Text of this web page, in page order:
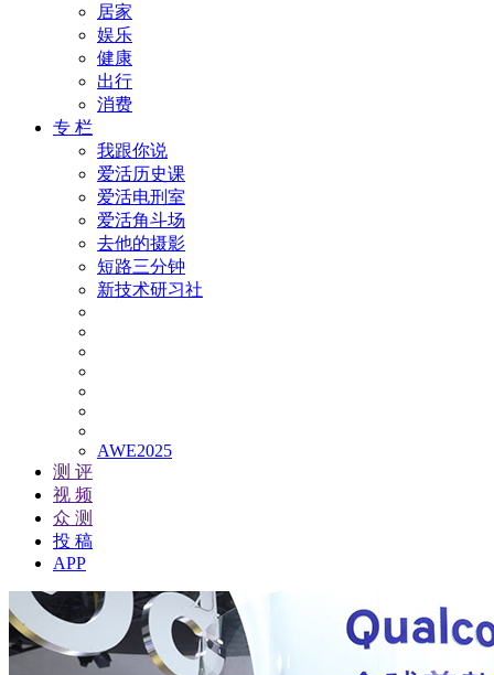
居家
娱乐
健康
出行
消费
专 栏
我跟你说
爱活历史课
爱活电刑室
爱活角斗场
去他的摄影
短路三分钟
新技术研习社
AWE2025
测 评
视 频
众 测
投 稿
APP